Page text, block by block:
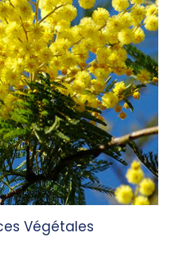
Végétales